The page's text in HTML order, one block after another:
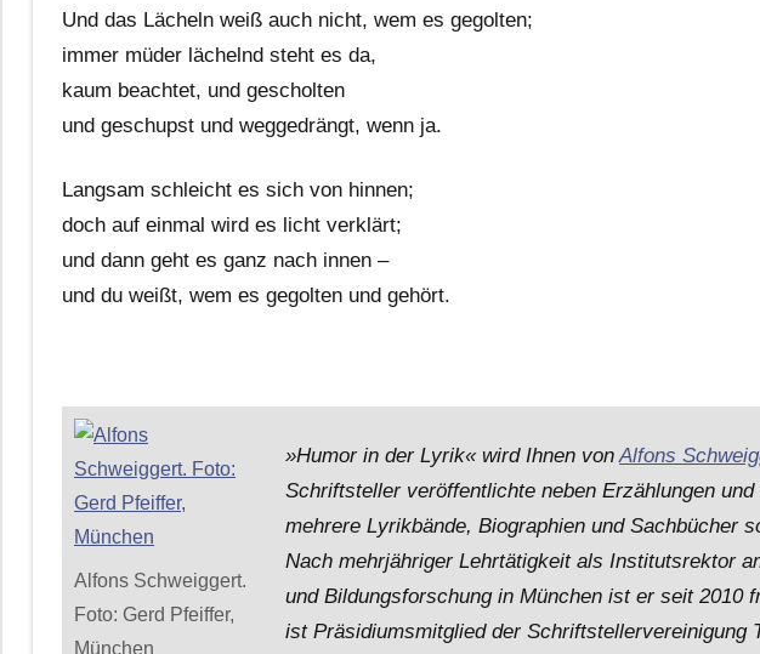
Und das Lächeln weiß auch nicht, wem es gegolten;
immer müder lächelnd steht es da,
kaum beachtet, und gescholten
und geschupst und weggedrängt, wenn ja.
Langsam schleicht es sich von hinnen;
doch auf einmal wird es licht verklärt;
und dann geht es ganz nach innen –
und du weißt, wem es gegolten und gehört.
Alfons Schweiggert.
Foto: Gerd Pfeiffer,
München
»Humor in der Lyrik« wird Ihnen vonAlfons
Schriftsteller veröffentlichte neben Erzählungen
mehrere Lyrikbände, Biographien und Sachbücher
Nach mehrjähriger Lehrtätigkeit als Institutsrektor
und Bildungsforschung in München ist er seit 2010
ist Präsidiumsmitglied der Schriftstellervereinigung